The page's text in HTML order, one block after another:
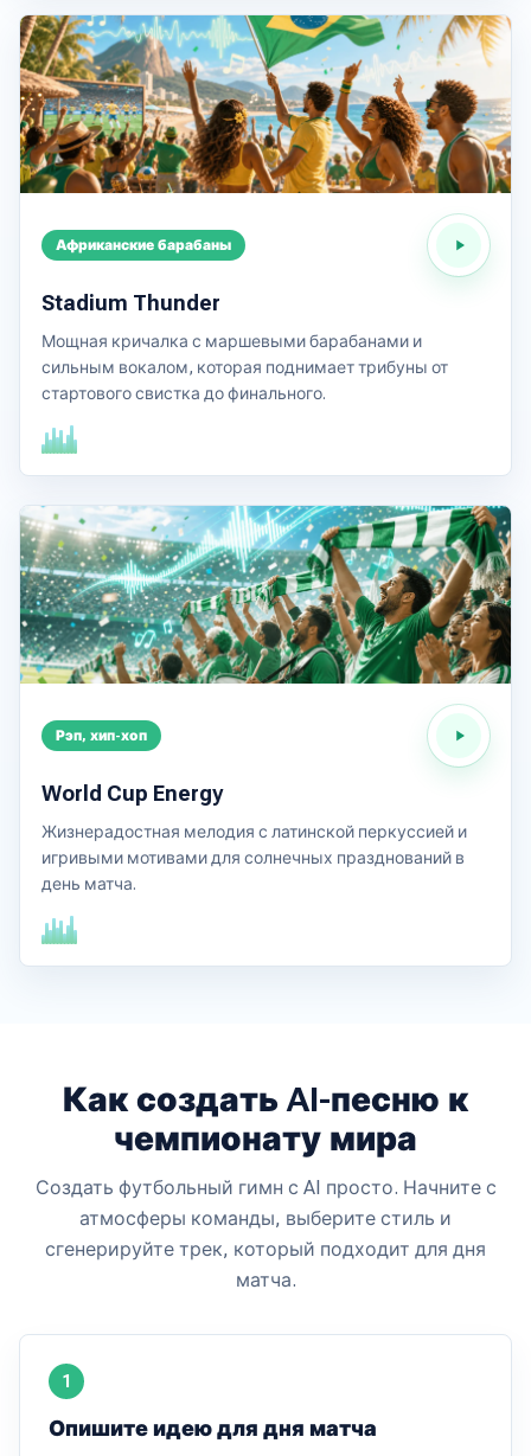
Африканские барабаны
Stadium Thunder
Мощная кричалка с маршевыми барабанами и
сильным вокалом, которая поднимает трибуны от
стартового свистка до финального.
Рэп, хип-хоп
World Cup Energy
Жизнерадостная мелодия с латинской перкуссией и
игривыми мотивами для солнечных празднований в
день матча.
Как создать AI-песню к
чемпионату мира
Создать футбольный гимн с AI просто. Начните с
атмосферы команды, выберите стиль и
сгенерируйте трек, который подходит для дня
матча.
1
Опишите идею для дня матча